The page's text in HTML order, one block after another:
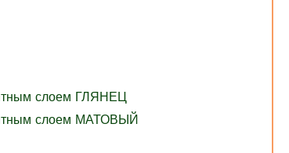
слоем ГЛЯНЕЦ
слоем МАТОВЫЙ